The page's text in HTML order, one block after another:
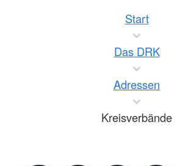
Start
Das DRK
Adressen
Kreisverbände